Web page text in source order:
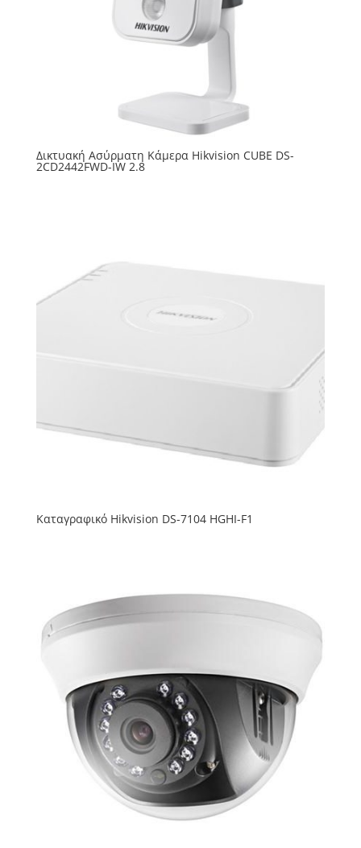
Δικτυακή Ασύρματη Κάμερα Hikvision CUBE DS-
2CD2442FWD-IW 2.8
Καταγραφικό Hikvision DS-7104 HGHI-F1